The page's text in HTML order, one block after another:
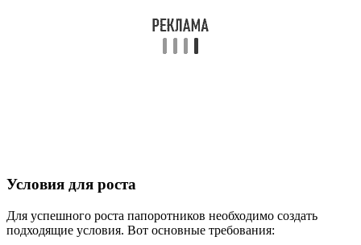
Условия для роста
Для успешного роста папоротников необходимо создать
подходящие условия. Вот основные требования: